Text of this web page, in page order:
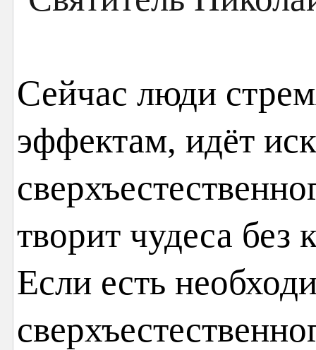
Сейчас люди
эффектам, идёт
творит чудеса без
Если есть